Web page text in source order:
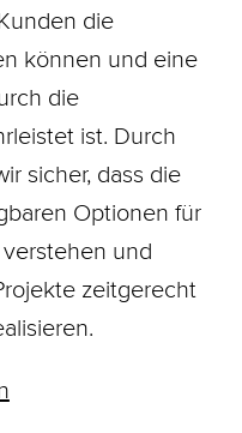
die
können und eine
die
ist. Durch
sicher, dass die
Optionen für
und
zeitgerecht